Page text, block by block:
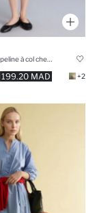
199.20 MAD +2